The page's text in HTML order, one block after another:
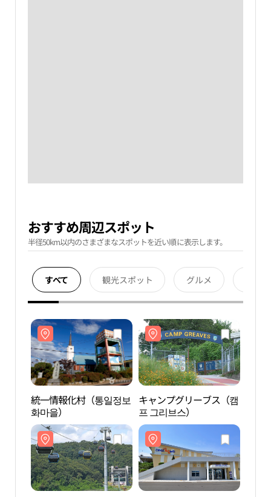
おすすめ周辺スポット
半径50km以内のさまざまなスポットを近い順に表示します。
すべて 観光スポット グルメ
統一情報化村（통일정보
화마을）
キャンプグリーブス（캠
프 그리브스）